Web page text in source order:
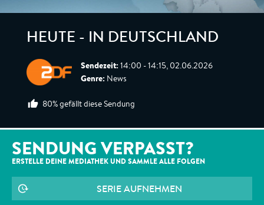
HEUTE - IN DEUTSCHLAND
Sendezeit: 14:00 - 14:15, 02.06.2026
Genre: News
80% gefällt diese Sendung
SENDUNG VERPASST?
ERSTELLE DEINE MEDIATHEK UND SAMMLE ALLE FOLGEN
SERIE AUFNEHMEN